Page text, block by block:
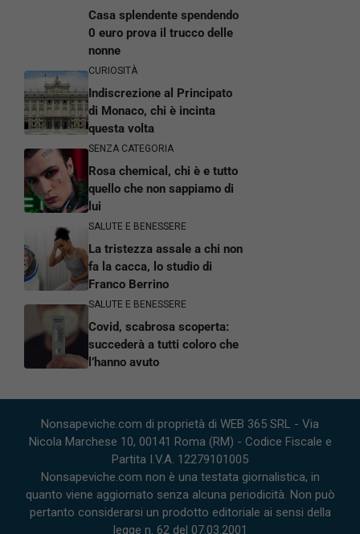
Casa splendente spendendo
0 euro prova il trucco delle
nonne
CURIOSITÀ
Indiscrezione al Principato
di Monaco, chi è incinta
questa volta
SENZA CATEGORIA
Rosa chemical, chi è e tutto
quello che non sappiamo di
lui
SALUTE E BENESSERE
La tristezza assale a chi non
fa la cacca, lo studio di
Franco Berrino
SALUTE E BENESSERE
Covid, scabrosa scoperta:
succederà a tutti coloro che
l’hanno avuto
Nonsapeviche.com di proprietà di WEB 365 SRL - Via
Nicola Marchese 10, 00141 Roma (RM) - Codice Fiscale e
Partita I.V.A. 12279101005
Nonsapeviche.com non è una testata giornalistica, in
quanto viene aggiornato senza alcuna periodicità. Non può
pertanto considerarsi un prodotto editoriale ai sensi della
legge n. 62 del 07.03.2001